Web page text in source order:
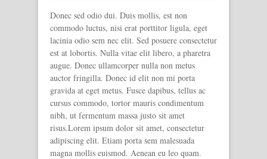
Donec sed odio dui. Duis mollis, est non
commodo luctus, nisi erat porttitor ligula, eget
lacinia odio sem nec elit. Sed posuere consectetur
est at lobortis. Nulla vitae elit libero, a pharetra
augue. Donec ullamcorper nulla non metus
auctor fringilla. Donec id elit non mi porta
gravida at eget metus. Fusce dapibus, tellus ac
cursus commodo, tortor mauris condimentum
nibh, ut fermentum massa justo sit amet
risus.Lorem ipsum dolor sit amet, consectetur
adipiscing elit. Etiam porta sem malesuada
magna mollis euismod. Aenean eu leo quam.